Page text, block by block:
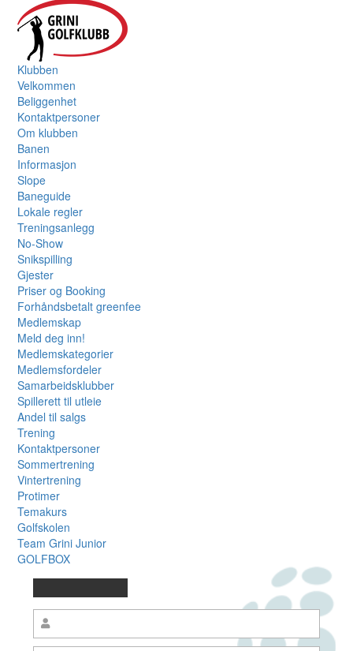
Klubben
Velkommen
Beliggenhet
Kontaktpersoner
Om klubben
Banen
Informasjon
Slope
Baneguide
Lokale regler
Treningsanlegg
No-Show
Snikspilling
Gjester
Priser og Booking
Forhåndsbetalt greenfee
Medlemskap
Meld deg inn!
Medlemskategorier
Medlemsfordeler
Samarbeidsklubber
Spillerett til utleie
Andel til salgs
Trening
Kontaktpersoner
Sommertrening
Vintertrening
Protimer
Temakurs
Golfskolen
Team Grini Junior
GOLFBOX